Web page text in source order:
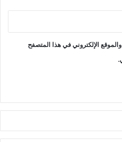
الإلكتروني في هذا المتصفح